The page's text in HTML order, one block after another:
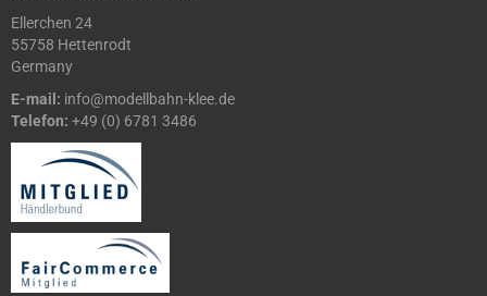
Ellerchen 24
55758 Hettenrodt
Germany
E-mail: info@modellbahn-klee.de
Telefon: +49 (0) 6781 3486